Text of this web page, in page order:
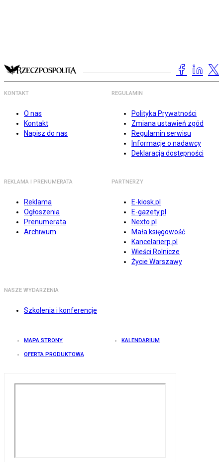
KONTAKT
O nas
Kontakt
Napisz do nas
REGULAMIN
Polityka Prywatności
Zmiana ustawień zgód
Regulamin serwisu
Informacje o nadawcy
Deklaracja dostępności
REKLAMA I PRENUMERATA
Reklama
Ogłoszenia
Prenumerata
Archiwum
PARTNERZY
E-kiosk.pl
E-gazety.pl
Nexto.pl
Mała księgowość
Kancelarierp.pl
Wieści Rolnicze
Życie Warszawy
NASZE WYDARZENIA
Szkolenia i konferencje
MAPA STRONY KALENDARIUM
OFERTA PRODUKTOWA